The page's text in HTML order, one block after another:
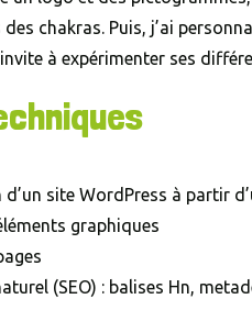
chakras. Puis, j’ai
à expérimenter ses
site WordPress à partir
graphiques
(SEO) : balises Hn,